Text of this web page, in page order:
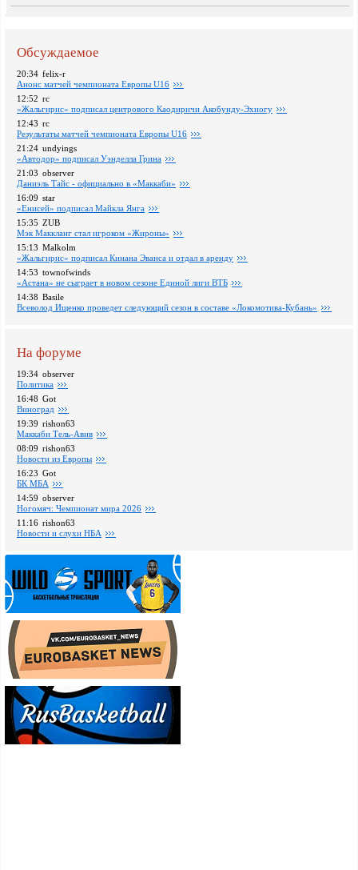
Обсуждаемое
20:34 felix-r
Анонс матчей чемпионата Европы U16
12:52 rc
«Жальгирис» подписал центрового Каодиричи Акобунду-Эхиогу
12:43 rc
Pезультаты матчей чемпионата Европы U16
21:24 undyings
«Автодор» подписал Уэнделла Грина
21:03 observer
Даниэль Тайс - официально в «Маккаби»
16:09 star
«Енисей» подписал Майкла Янга
15:35 ZUB
Мэк Маккланг стал игроком «Жироны»
15:13 Malkolm
«Жальгирис» подписал Кинана Эванса и отдал в аренду
14:53 townofwinds
«Астана» не сыграет в новом сезоне Единой лиги ВТБ
14:38 Basile
Всеволод Ищенко проведет следующий сезон в составе «Локомотива-Кубань»
На форуме
19:34 observer
Политика
16:48 Got
Виноград
19:39 rishon63
Маккаби Тель-Авив
08:09 rishon63
Новости из Европы
16:23 Got
БК МБА
14:59 observer
Ногомяч: Чемпионат мира 2026
11:16 rishon63
Новости и слухи НБА